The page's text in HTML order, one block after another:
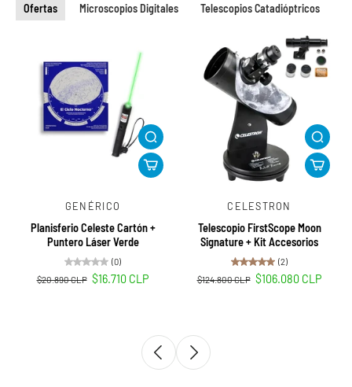
Ofertas Microscopios Digitales Telescopios Catadióptricos
GENÉRICO
Planisferio Celeste Cartón +
Puntero Láser Verde
(0)
$20.890 CLP $16.710 CLP
CELESTRON
Telescopio FirstScope Moon
Signature + Kit Accesorios
(2)
$124.800 CLP $106.080 CLP